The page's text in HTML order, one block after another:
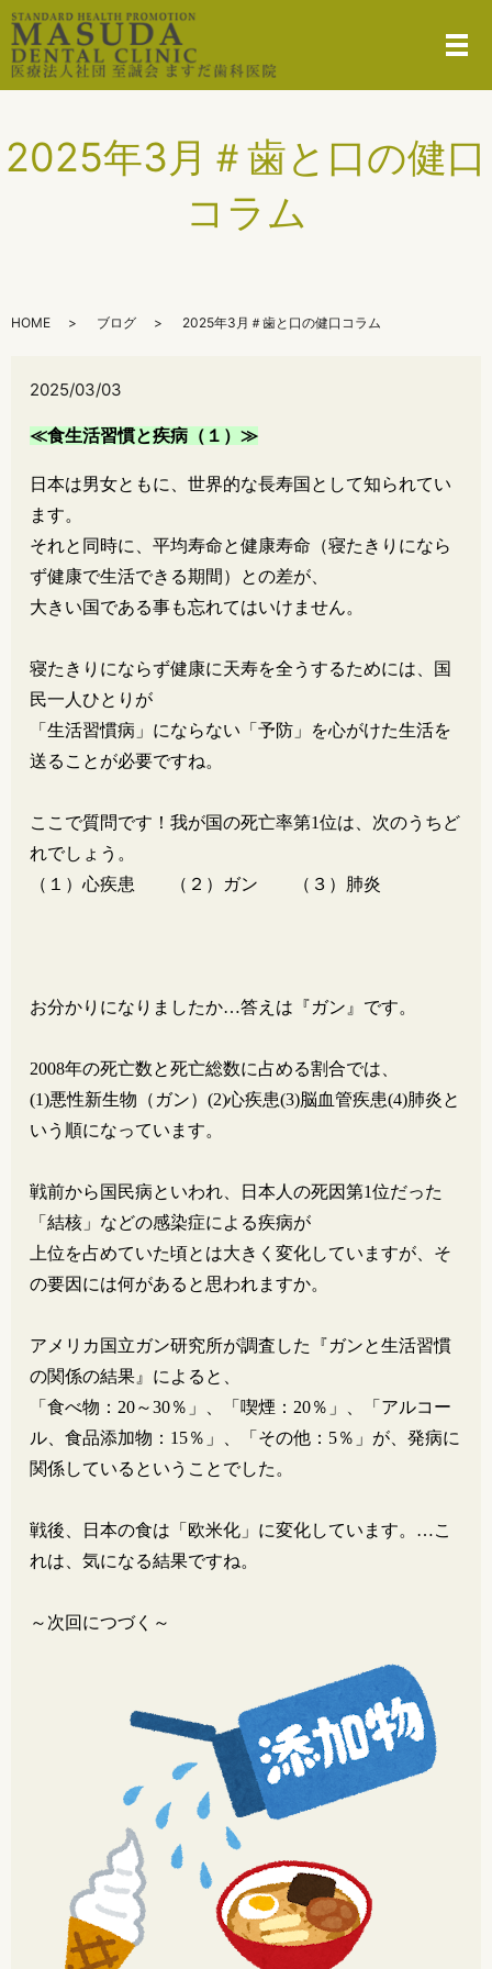
メ
2025年3月＃歯と口の健口
コラム
HOME ブログ 2025年3月＃歯と口の健口コラム
2025/03/03
≪食生活習慣と疾病（１）≫
日本は男女ともに、世界的な長寿国として知られてい
ます。
それと同時に、平均寿命と健康寿命（寝たきりになら
ず健康で生活できる期間）との差が、
大きい国である事も忘れてはいけません。
寝たきりにならず健康に天寿を全うするためには、国
民一人ひとりが
「生活習慣病」にならない「予防」を心がけた生活を
送ることが必要ですね。
ここで質問です！我が国の死亡率第1位は、次のうちど
れでしょう。
（１）心疾患 （２）ガン （３）肺炎
お分かりになりましたか…答えは『ガン』です。
2008年の死亡数と死亡総数に占める割合では、
(1)悪性新生物（ガン）(2)心疾患(3)脳血管疾患(4)肺炎と
いう順になっています。
戦前から国民病といわれ、日本人の死因第1位だった
「結核」などの感染症による疾病が
上位を占めていた頃とは大きく変化していますが、そ
の要因には何があると思われますか。
アメリカ国立ガン研究所が調査した『ガンと生活習慣
の関係の結果』によると、
「食べ物：20～30％」、「喫煙：20％」、「アルコー
ル、食品添加物：15％」、「その他：5％」が、発病に
関係しているということでした。
戦後、日本の食は「欧米化」に変化しています。…こ
れは、気になる結果ですね。
～次回につづく～